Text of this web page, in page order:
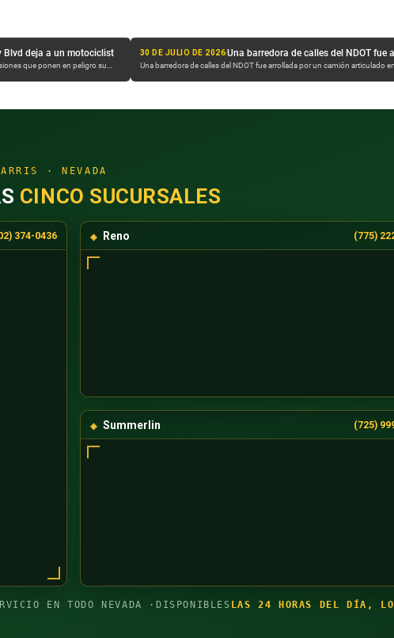
Una barredora de calles del NDOT fue arrollada por un camión articulado en la I-80, cerca de Sparks, durante la noche
arrollada por un camión articulado en la I-80, cerca de
29 DE JULIO DE 2026:
Un accidente entre dos coches se salda con
· NEVADA
CINCO SUCURSALES
374-0436 Reno (775)
Summerlin (725)
EN TODO NEVADA · DISPONIBLES LAS 24 HORAS DEL DÍA,